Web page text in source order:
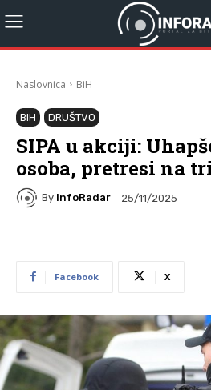
Naslovnica BiH
BIH DRUŠTVO
SIPA u akciji:
osoba, pretresi na
By InfoRadar 25/11/2025
Facebook X